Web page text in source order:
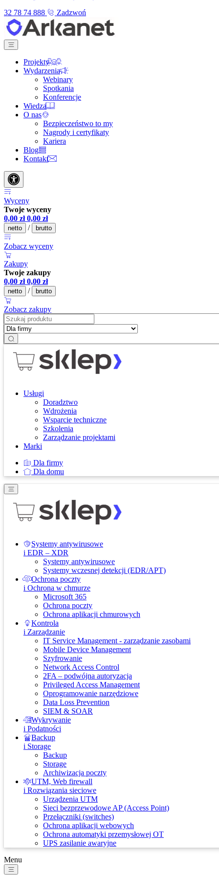
32 78 74 888
Zadzwoń
Projekty
Wydarzenia
Webinary
Spotkania
Konferencje
Wiedza
O nas
Bezpieczeństwo to my
Nagrody i certyfikaty
Kariera
Blog
Kontakt
Wyceny
Twoje wyceny
0,00 zł 0,00 zł
netto / brutto
Zobacz wyceny
Zakupy
Twoje zakupy
0,00 zł 0,00 zł
netto / brutto
Zobacz zakupy
Usługi
Doradztwo
Wdrożenia
Wsparcie techniczne
Szkolenia
Zarządzanie projektami
Marki
Dla firmy
Dla domu
Systemy antywirusowe
i EDR – XDR
Systemy antywirusowe
Systemy wczesnej detekcji (EDR/APT)
Ochrona poczty
i Ochrona w chmurze
Microsoft 365
Ochrona poczty
Ochrona aplikacji chmurowych
Kontrola
i Zarządzanie
IT Service Management - zarządzanie zasobami
Mobile Device Management
Szyfrowanie
Network Access Control
2FA – podwójna autoryzacja
Privileged Access Management
Oprogramowanie narzędziowe
Data Loss Prevention
SIEM & SOAR
Wykrywanie
i Podatności
Backup
i Storage
Backup
Storage
Archiwizacja poczty
UTM, Web firewall
i Rozwiązania sieciowe
Urządzenia UTM
Sieci bezprzewodowe AP (Access Point)
Przełączniki (switches)
Ochrona aplikacji webowych
Ochrona automatyki przemysłowej OT
UPS zasilanie awaryjne
Menu